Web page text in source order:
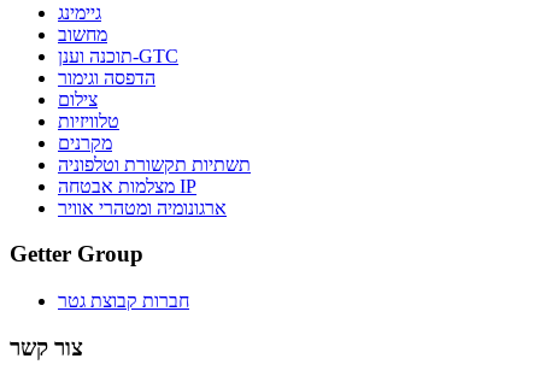
גיימינג
מחשוב
תוכנה וענן-GTC
הדפסה וגימור
צילום
טלוויזיות
מקרנים
תשתיות תקשורת וטלפוניה
מצלמות אבטחה IP
ארגונומיה ומטהרי אוויר
Getter Group
חברות קבוצת גטר
צור קשר